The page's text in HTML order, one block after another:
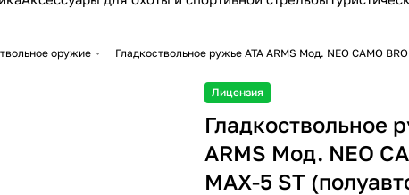
оружие Гладкоствольное ружье ATA ARMS Moд. NEO CAMO
Лицензия
Гладкоствольное
ARMS Moд. NEO
MAX-5 ST